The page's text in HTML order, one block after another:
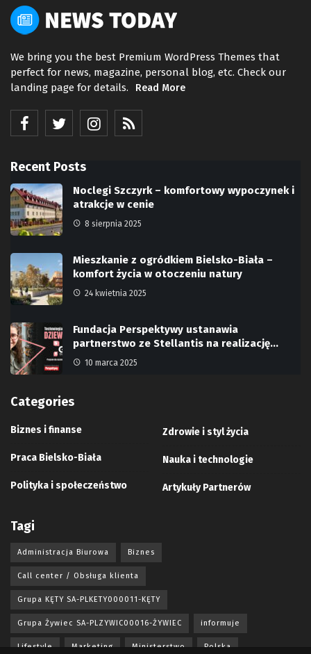
We bring you the best Premium WordPress Themes that
perfect for news, magazine, personal blog, etc. Check our
landing page for details.
Read More
Recent Posts
Noclegi Szczyrk – komfortowy wypoczynek i
atrakcje w cenie
8 sierpnia 2025
Mieszkanie z ogródkiem Bielsko-Biała –
komfort życia w otoczeniu natury
24 kwietnia 2025
Fundacja Perspektywy ustanawia
partnerstwo ze Stellantis na realizację…
10 marca 2025
Categories
Biznes i finanse
Praca Bielsko-Biała
Polityka i społeczeństwo
Zdrowie i styl życia
Nauka i technologie
Artykuły Partnerów
Tagi
Administracja Biurowa Biznes
Call center / Obsługa klienta
Grupa KĘTY SA-PLKETY000011-KĘTY
Grupa Żywiec SA-PLZYWIC00016-ŻYWIEC informuje
Lifestyle Marketing Ministerstwo Polska